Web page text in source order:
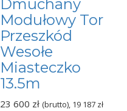
Dmuchany
Modułowy Tor
Przeszkód
Wesołe
Miasteczko
13.5m
23 600 zł (brutto), 19 187 zł